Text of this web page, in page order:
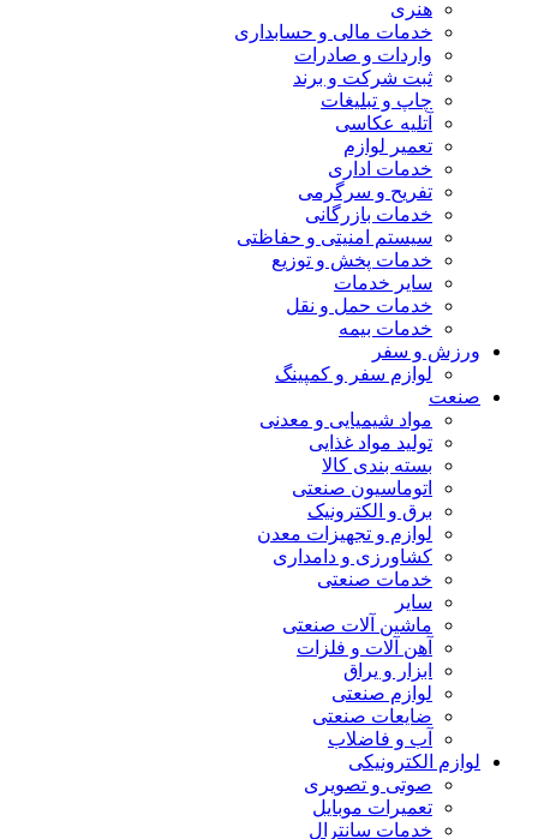
هنری
خدمات مالی و حسابداری
واردات و صادرات
ثبت شرکت و برند
چاپ و تبلیغات
آتلیه عکاسی
تعمیر لوازم
خدمات اداری
تفریح و سرگرمی
خدمات بازرگانی
سیستم امنیتی و حفاظتی
خدمات پخش و توزیع
سایر خدمات
خدمات حمل و نقل
خدمات بیمه
ورزش و سفر
لوازم سفر و کمپینگ
صنعت
مواد شیمیایی و معدنی
تولید مواد غذایی
بسته بندی کالا
اتوماسیون صنعتی
برق و الکترونیک
لوازم و تجهیزات معدن
کشاورزی و دامداری
خدمات صنعتی
سایر
ماشین آلات صنعتی
آهن آلات و فلزات
ابزار و یراق
لوازم صنعتی
ضایعات صنعتی
آب و فاضلاب
لوازم الکترونیکی
صوتی و تصویری
تعمیرات موبایل
خدمات سانترال